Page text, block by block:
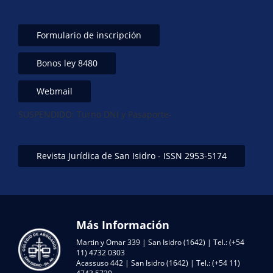
Formulario de inscripción
Bonos ley 8480
Webmail
SUSPENDIDO: Turno DNI y Pasaporte-
Revista Jurídica de San Isidro - ISSN 2953-5174
Más Información
Martin y Omar 339 | San Isidro (1642) | Tel.: (+54
11) 4732 0303
Acassuso 442 | San Isidro (1642) | Tel.: (+54 11)